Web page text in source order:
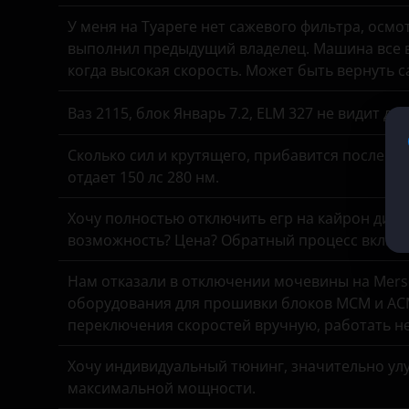
KIA
Land Rover
Lexus
Luxgen
Mazda
Mercedes
MINI
Mitsubishi
Nissan
Omoda
У меня на Туареге нет сажевого фильтра,
выполнил предыдущий владелец. Машина все
когда высокая скорость. Может быть вернуть
Ваз 2115, блок Январь 7.2, ELM 327 не видит
Сколько сил и крутящего, прибавится после
отдает 150 лс 280 нм.
Хочу полностью отключить егр на кайрон
возможность? Цена? Обратный процесс
Нам отказали в отключении мочевины на
оборудования для прошивки блоков MCM и
переключения скоростей вручную, работать
Хочу индивидуальный тюнинг, значительно
максимальной мощности.